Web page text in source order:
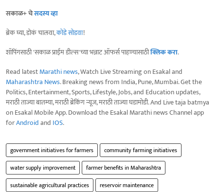
सकाळ+ चेसदस्य व्हा
ब्रेक घ्या, डोकं चालवा,कोडे सोडवा!
शॉपिंगसाठी 'सकाळ प्राईम डील्स'च्या भन्नाट ऑफर्स पाहण्यासाठीक्लिक करा.
Read latestMarathi news, Watch Live Streaming on Esakal and
Maharashtra News. Breaking news from India, Pune, Mumbai. Get the
Politics, Entertainment, Sports, Lifestyle, Jobs, and Education updates,
मराठी ताज्या बातम्या, मराठी ब्रेकिंग न्यूज, मराठी ताज्या घडामोडी. And Live taja batmya
on Esakal Mobile App. Download the Esakal Marathi news Channel app
forAndroidand IOS.
government initiatives for farmers
community farming initiatives
water supply improvement
farmer benefits in Maharashtra
sustainable agricultural practices
reservoir maintenance